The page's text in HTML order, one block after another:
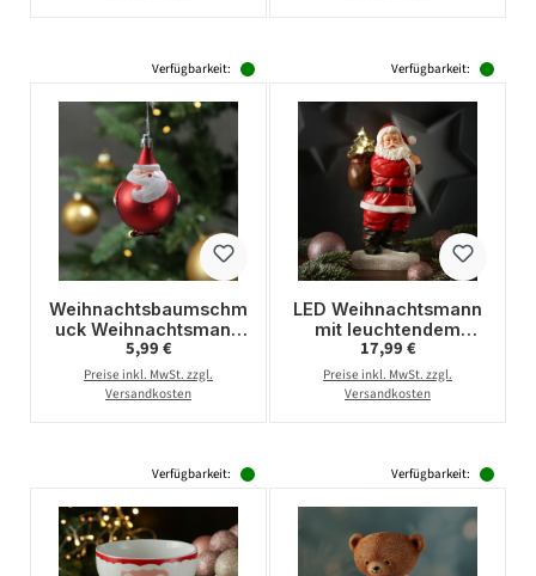
Verfügbarkeit:
Weihnachtsbaumschm
uck Weihnachtsmann
- Christbaumschmuck
- bruchfest - H: 9cm -
matt
Regulärer Preis:
5,99 €
Preise inkl. MwSt. zzgl.
Versandkosten
Verfügbarkeit:
LED Weihnachtsmann
mit leuchtendem
Tannenbaum -
Dekofigur aus
Polyresin - H: 30cm -
Regulärer Preis:
17,99 €
Preise inkl. MwSt. zzgl.
Versandkosten
Verfügbarkeit: Verfügbarkeit: